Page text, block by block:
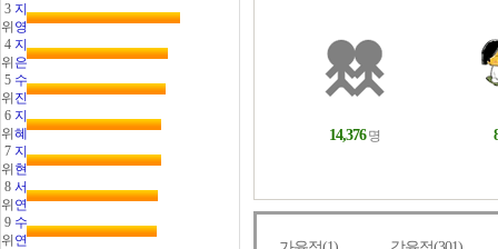
3
위
지
영
4
위
지
은
5
위
수
진
6
위
지
혜
7
위
지
현
8
위
서
연
9
위
수
연